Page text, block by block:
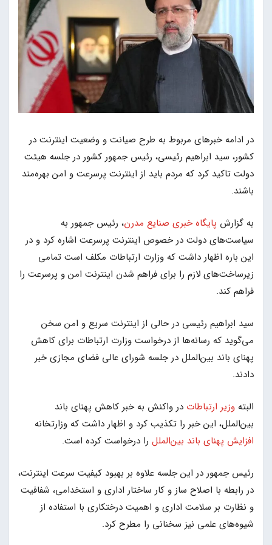
در ادامه خبرهای مربوط به طرح صیانت و وضعیت اینترنت در
کشور، سید ابراهیم رئیسی، رئیس جمهور کشور در جلسه هیئت
دولت تاکید کرد که مردم باید از اینترنت پرسرعت و امن بهره‌مند
باشند.
به گزارش پایگاه خبری صنایع مدرن، رئیس جمهور به
سیاست‌های دولت در خصوص اینترنت پرسرعت اشاره کرد و در
این باره اظهار داشت که وزارت ارتباطات مکلف است تمامی
زیرساخت‌های لازم را برای فراهم شدن اینترنت امن و پرسرعت را
فراهم کند.
سید ابراهیم رئیسی در حالی از اینترنت سریع و امن سخن
می‌گوید که رسانه‌ها از درخواست وزارت ارتباطات برای کاهش
پهنای باند بین‌الملل در جلسه شورای عالی فضای مجازی خبر
دادند.
البته وزیر ارتباطات در واکنش به خبر کاهش پهنای باند
بین‌الملل، این خبر را تکذیب کرد و اظهار داشت که وزارتخانه
افزایش پهنای باند بین‌الملل را درخواست کرده است.
رئیس جمهور در این جلسه علاوه بر بهبود کیفیت سرعت اینترنت،
در رابطه با اصلاح ساز و کار ساختار اداری و استخدامی، شفافیت
و نظارت بر سلامت اداری و اهمیت درختکاری با استفاده از
شیوه‌های علمی نیز سخنانی را مطرح کرد.